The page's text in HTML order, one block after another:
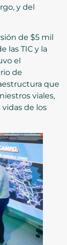
y del
de $5 mil
las TIC y la
el
de
que
viales,
de los